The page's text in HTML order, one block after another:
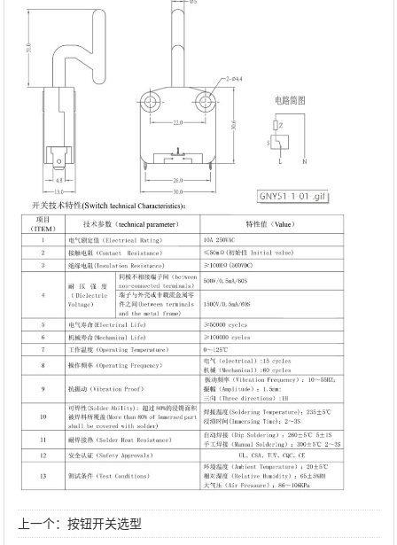
上一个： 按钮开关选型